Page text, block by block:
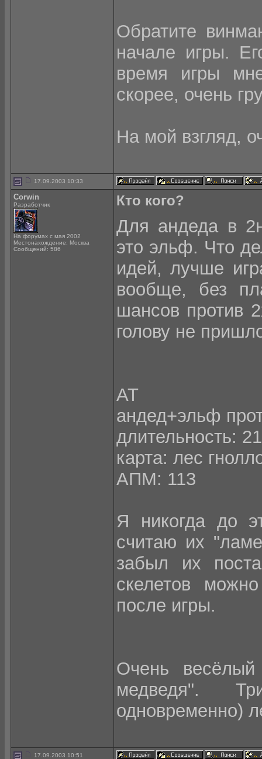
Обратите
начале игры.
время игры
скорее, очень
На мой взгляд,
17.09.2003 10:33
Corwin
Разработчик
На форумах с мая 2002
Местонахождение: Москва
Сообщений: 586
Кто кого?
Для андеда в
это эльф. Что
идей, лучше
вообще, без
шансов против
голову не
АТ
андед+эльф
длительность:
карта: лес
АПМ: 113
Я никогда до
считаю их
забыл их
скелетов
после игры.
Очень
медведя".
одновременно)
17.09.2003 10:51